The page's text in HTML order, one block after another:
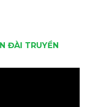
ĐÀI TRUYỀN